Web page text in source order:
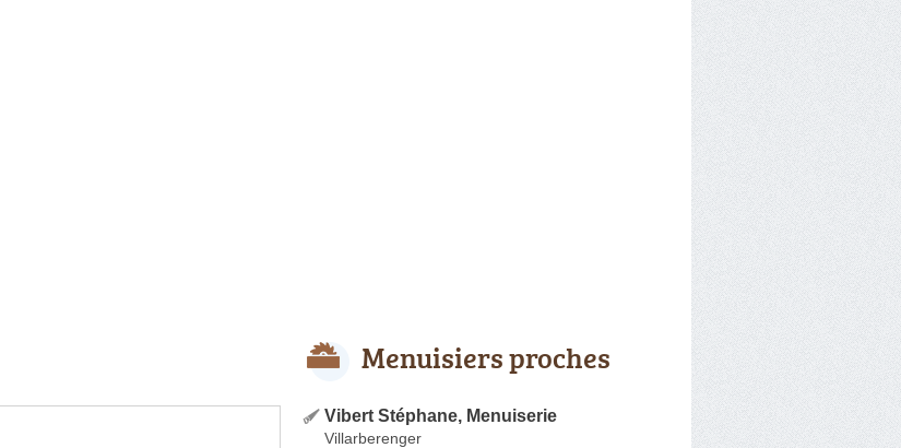
Menuisiers proches
Vibert Stéphane, Menuiserie
Villarberenger